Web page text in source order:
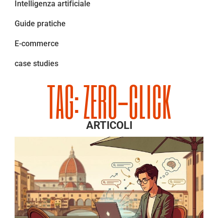
TAG: ZERO-CLICK
ARTICOLI
Intelligenza artificiale
Guide pratiche
E-commerce
case studies